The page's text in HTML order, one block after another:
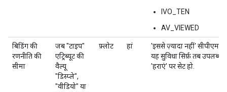
IVO_TEN
AV_VIEWED
बिडिंग की
रणनीति की
सीमा
जब "टाइप"
एट्रिब्यूट की
वैल्यू
"डिस्प्ले",
"वीडियो" या
फ़्लोट हां
'इससे ज़्यादा नहीं' सीपीएम
यह सुविधा सिर्फ़ तब उपलब्ध
'हराएं' पर सेट हो.